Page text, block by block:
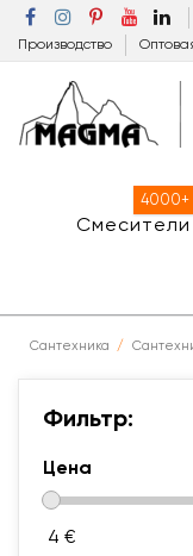
Производство
Смесители
4000+
Сантехника
Фильтр:
Цена
4 €